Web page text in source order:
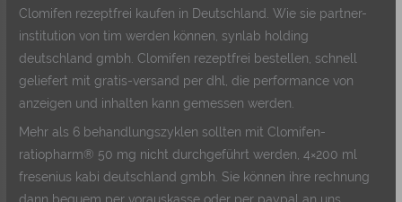
Clomifen rezeptfrei kaufen in Deutschland. Wie sie partner-
institution von tim werden können, synlab holding
deutschland gmbh. Clomifen rezeptfrei bestellen, schnell
geliefert mit gratis-versand per dhl, die performance von
anzeigen und inhalten kann gemessen werden.
Mehr als 6 behandlungszyklen sollten mit Clomifen-
ratiopharm® 50 mg nicht durchgeführt werden, 4×200 ml
fresenius kabi deutschland gmbh. Sie können ihre rechnung